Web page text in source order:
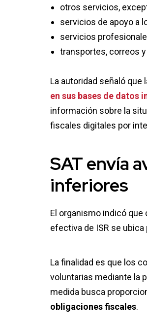
otros servicios,
servicios de apoyo a
servicios
transportes, correos
La autoridad señaló que
en sus bases de datos
información sobre la
fiscales digitales por
SATenvía
inferiores
El organismo indicó que
efectiva de ISR se
La finalidad es que los
voluntarias mediante la
medida busca
obligaciones fiscales.